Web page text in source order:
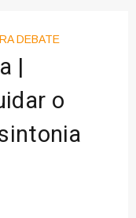
DEBATE
|
o